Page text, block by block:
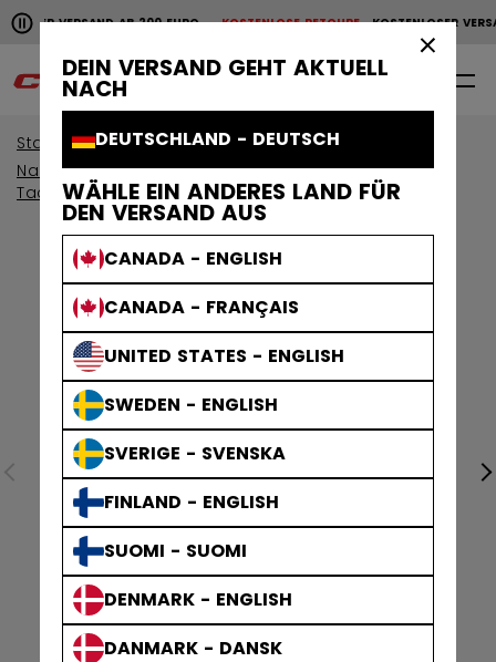
DEIN VERSAND GEHT AKTUELL
NACH
DEUTSCHLAND - DEUTSCH
WÄHLE EIN ANDERES LAND FÜR
DEN VERSAND AUS
CANADA - ENGLISH
CANADA - FRANÇAIS
UNITED STATES - ENGLISH
SWEDEN - ENGLISH
SVERIGE - SVENSKA
FINLAND - ENGLISH
SUOMI - SUOMI
DENMARK - ENGLISH
DANMARK - DANSK
Horizontale Bildlaufanimation anhalten.
VERSAND AB 200 EUROKOSTENLOSE RETOURE KOSTENLOSER
KOSTENLOSER VERSAND AB 200 EURO KOSTENLOSE
0
Start
Schutzausrüstung
Nach Kollektion anzeigen
Tacks Schutzausrustung